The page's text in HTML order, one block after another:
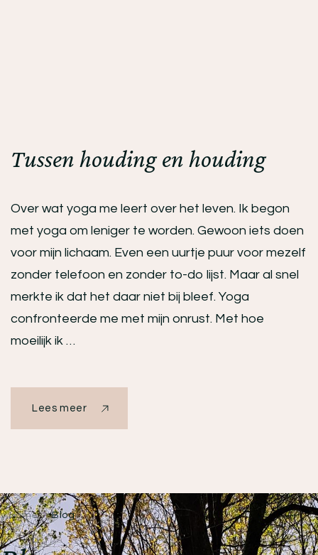
Tussen houding en houding
Over wat yoga me leert over het leven. Ik begon
met yoga om leniger te worden. Gewoon iets doen
voor mijn lichaam. Even een uurtje puur voor mezelf
zonder telefoon en zonder to-do lijst. Maar al snel
merkte ik dat het daar niet bij bleef. Yoga
confronteerde me met mijn onrust. Met hoe
moeilijk ik …
Lees meer
Home Blog